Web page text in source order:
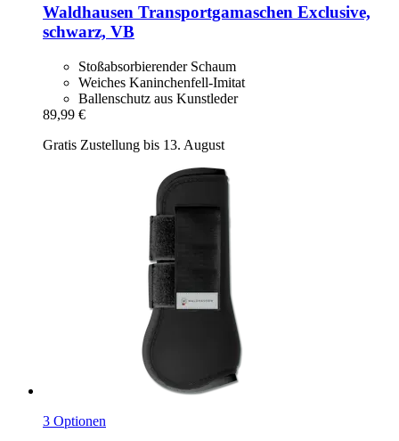
Waldhausen Transportgamaschen Exclusive,
schwarz, VB
Stoßabsorbierender Schaum
Weiches Kaninchenfell-Imitat
Ballenschutz aus Kunstleder
89,99 €
Gratis Zustellung bis 13. August
3 Optionen